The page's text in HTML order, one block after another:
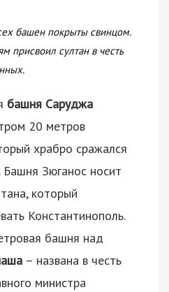
башен покрыты свинцом.
присвоил султан в честь
башня Саруджа
20 метров
храбро сражался
Башня Зюганос носит
который
Константинополь.
башня над
– названа в честь
министра